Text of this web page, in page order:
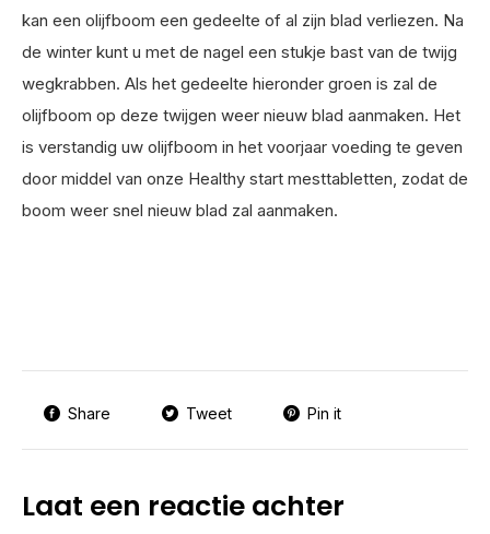
kan een olijfboom een gedeelte of al zijn blad verliezen. Na
de winter kunt u met de nagel een stukje bast van de twijg
wegkrabben. Als het gedeelte hieronder groen is zal de
olijfboom op deze twijgen weer nieuw blad aanmaken. Het
is verstandig uw olijfboom in het voorjaar voeding te geven
door middel van onze Healthy start mesttabletten, zodat de
boom weer snel nieuw blad zal aanmaken.
Share Tweet Pin it
Laat een reactie achter